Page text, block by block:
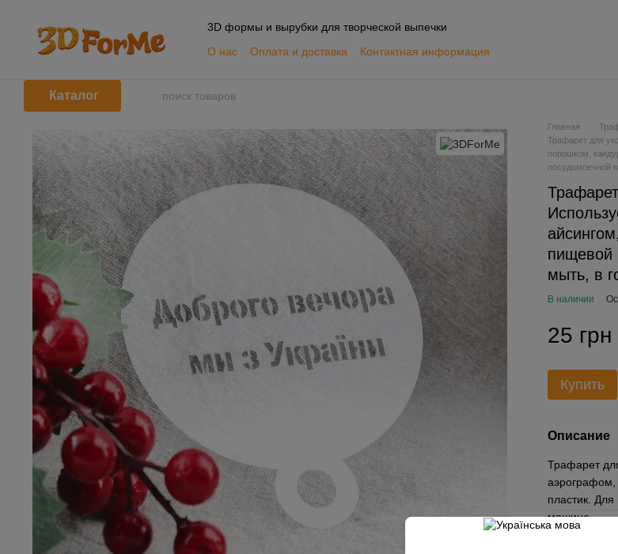
3D формы и вырубки для творческой выпечки
О нас
Оплата и доставка
Контактная информация
Каталог
Главная
Трафарет для
порошком,
посудомоечной
пищевой
мыть, в
В наличии
25 грн
Купить
Описание
Трафарет
аэрографом,
пластик.
машине.
Доставка